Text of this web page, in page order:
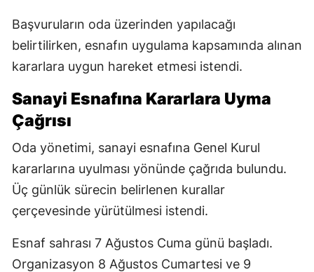
Başvuruların oda üzerinden yapılacağı
belirtilirken, esnafın uygulama kapsamında alınan
kararlara uygun hareket etmesi istendi.
Sanayi Esnafına Kararlara Uyma
Çağrısı
Oda yönetimi, sanayi esnafına Genel Kurul
kararlarına uyulması yönünde çağrıda bulundu.
Üç günlük sürecin belirlenen kurallar
çerçevesinde yürütülmesi istendi.
Esnaf sahrası 7 Ağustos Cuma günü başladı.
Organizasyon 8 Ağustos Cumartesi ve 9